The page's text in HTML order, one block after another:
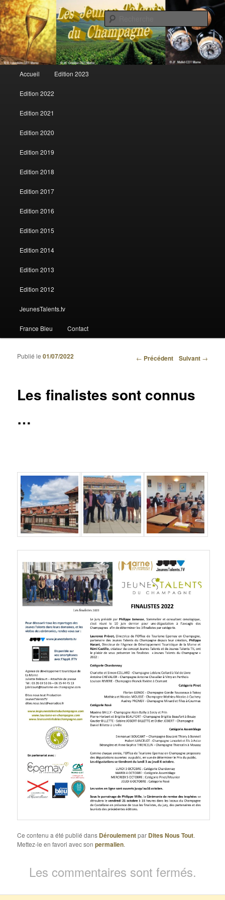
Les jeunes talents du champagne
Aller au contenu principal
Aller au contenu secondaire
Accueil Edition 2023
Edition 2022
Edition 2021
Edition 2020
Edition 2019
Edition 2018
Edition 2017
Edition 2016
Edition 2015
Edition 2014
Edition 2013
Edition 2012
JeunesTalents.tv
France Bleu Contact
Navigation des articles
← Précédent Suivant →
Les finalistes sont connus
…
Publié le01/07/2022
Ce contenu a été publié dans Déroulementpar Dites Nous Tout.
Mettez-le en favori avec sonpermalien.
Les commentaires sont fermés.